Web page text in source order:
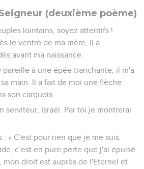
(deuxième poème)
lointains, soyez attentifs !
le ventre de ma mère, il a
avant ma naissance.
pareille à une épée tranchante, il m'a
main. Il a fait de moi une flèche
son carquois.
serviteur, Israël. Par toi je montrerai
: « C'est pour rien que je me suis
c’est en pure perte que j'ai épuisé
mon droit est auprès de l'Eternel et